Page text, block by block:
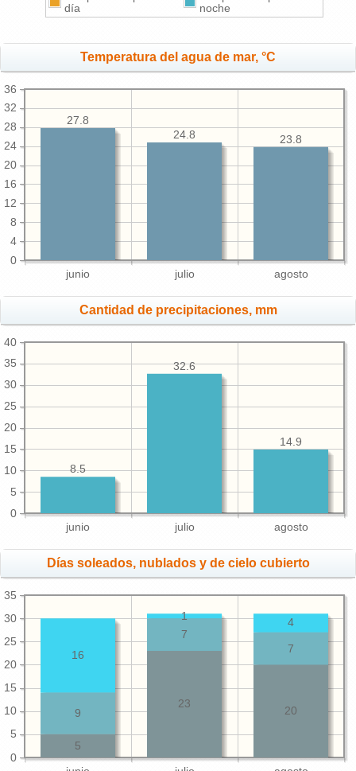
día
noche
Temperatura del agua de mar, °C
junio julio agosto
0
4
8
12
16
20
24
28
32
36
23.8
24.8
27.8
Cantidad de precipitaciones, mm
junio julio agosto
0
5
10
15
20
25
30
35
40
14.9
32.6
8.5
Días soleados, nublados y de cielo cubierto
0
5
10
15
20
25
30
35
20
23
5
7
7
9
4
1
16